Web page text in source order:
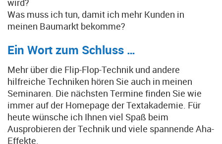
wird?
Was muss ich tun, damit ich mehr Kunden in
meinen Baumarkt bekomme?
Ein Wort zum Schluss …
Mehr über die Flip-Flop-Technik und andere
hilfreiche Techniken hören Sie auch in meinen
Seminaren. Die nächsten Termine finden Sie wie
immer auf der Homepage der Textakademie. Für
heute wünsche ich Ihnen viel Spaß beim
Ausprobieren der Technik und viele spannende Aha-
Effekte.